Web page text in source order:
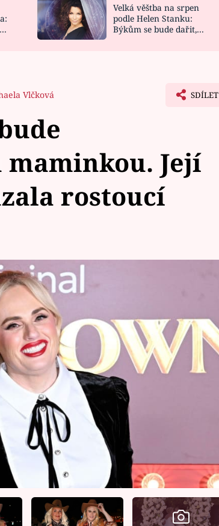
NOVINKY
VIDEORECEPTY
Velká věštba na srpen
podle Helen Stanku:
Býkům se bude dařit,
Vlčková SDÍLET
Její
rostoucí